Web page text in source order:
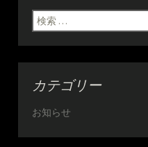
検索:
カテゴリー
お知らせ